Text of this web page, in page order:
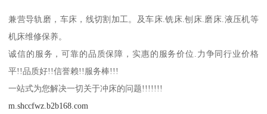
兼营导轨磨，车床，线切割加工。及车床.铣床.刨床.磨床.液压机等
机床维修保养。
诚信的服务，可靠的品质保障，实惠的服务价位.力争同行业价格
平!!品质好!!信誉赖!!服务棒!!!
一站式为您解决一切关于冲床的问题!!!!!!!
m.shccfwz.b2b168.com